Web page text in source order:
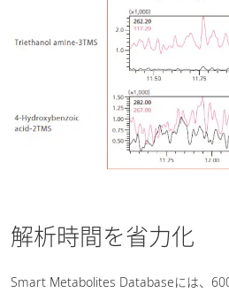
解析時間を省力化
Smart Metabolites Databaseには、